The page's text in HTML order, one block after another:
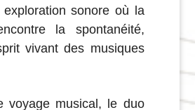
sonore où la
la spontanéité,
vivant des musiques
voyage musical, le duo